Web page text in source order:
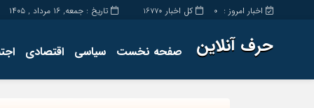
کل اخبار 16770 اخبار امروز : 0 تاریخ : جمعه, ۱۶ مرداد , ۱۴۰۵
حرف آنلاین صفحه نخست سیاسی اقتصادی